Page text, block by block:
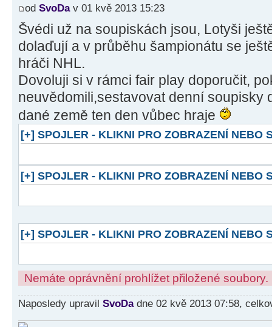
od SvoDav 01 kvě 2013 15:23
Švédi už na soupiskách jsou, Lotyši
dolaďují a v průběhu šampionátu se
hráči NHL.
Dovoluji si v rámci fair play doporučit,
neuvědomili,sestavovat denní soupisky
dané země ten den vůbec hraje
[+] SPOJLER - KLIKNI PRO ZOBRAZENÍ NEBO
[+] SPOJLER - KLIKNI PRO ZOBRAZENÍ NEBO
[+] SPOJLER - KLIKNI PRO ZOBRAZENÍ NEBO
Nemáte oprávnění prohlížet přiložené soubory.
Naposledy upravil SvoDadne 02 kvě 2013 07:58,